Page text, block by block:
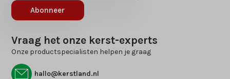
Abonneer
Vraag het onze kerst-experts
Onze productspecialisten helpen je graag
hallo@kerstland.nl